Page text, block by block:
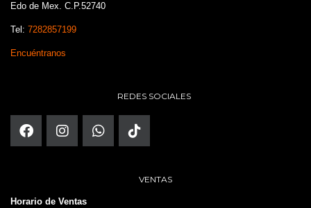
Edo de Mex. C.P.52740
Tel: 7282857199
Encuéntranos
REDES SOCIALES
VENTAS
Horario de Ventas